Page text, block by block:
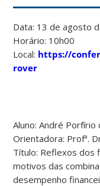
Data: 13 de agosto
Horário: 10h00
Local: https://
rover
Aluno: André Porfírio
Orientadora: Profª.
Título: Reflexos dos
motivos das
desempenho